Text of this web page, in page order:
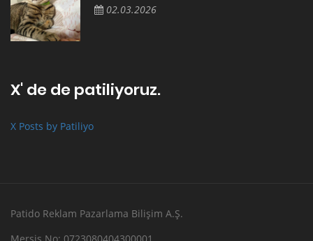
02.03.2026
X' de de patiliyoruz.
X Posts by Patiliyo
Patido Reklam Pazarlama Bilişim A.Ş.